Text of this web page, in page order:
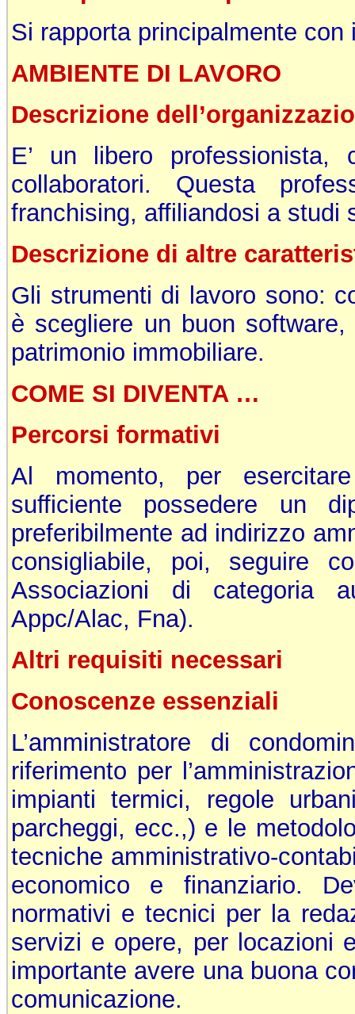
Si rapporta principalmente
AMBIENTE DI LAVORO
Descrizione
E’ un libero
collaboratori. Questa
franchising, affiliandosi a studi
Descrizione di altre
Gli strumenti di lavoro sono:
è scegliere un buon
patrimonio immobiliare.
COME SI DIVENTA …
Percorsi formativi
Al momento, per
sufficiente possedere un
preferibilmente ad indirizzo
consigliabile, poi, seguire
Associazioni di categoria
Appc/Alac, Fna).
Altri requisiti necessari
Conoscenze essenziali
L’amministratore di
riferimento per
impianti termici, regole
parcheggi, ecc.,) e le
tecniche amministrativo-
economico e finanziario.
normativi e tecnici per la
servizi e opere, per locazioni
importante avere una buona
comunicazione.